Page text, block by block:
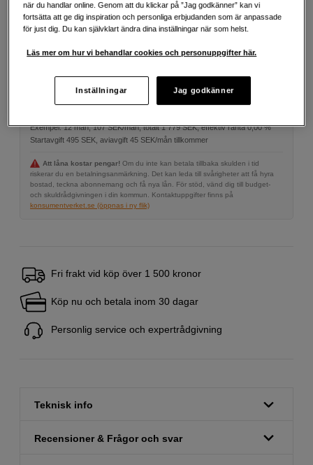
749 SEK
Lägg i kundvagn
Exempel: 12 mån, 107 SEK/mån, totalt 1 779 SEK, effektiv ränta 0,00 %
Startavgift 495 SEK, aviavgift 45 SEK/mån tillkommer
Att låna kostar pengar! Om du inte kan betala tillbaka skulden i tid
riskerar du en betalningsanmärkning. Det kan leda till svårigheter att få hyra
bostad, teckna abonnemang och få nya lån. För stöd, vänd dig till budget-
och skuldrådgivningen i din kommun. Kontaktuppgifter finns på
konsumentverket.se (öppnas i ny flik)
Fri frakt vid köp över 1 500 kronor
Köp nu och betala inom 30 dagar
Personlig service och expertrådgivning
Teknisk info
Recensioner & Frågor och svar
när du handlar online. Genom att du klickar på ”Jag godkänner” kan vi
fortsätta att ge dig inspiration och personliga erbjudanden som är anpassade
för just dig. Du kan självklart ändra dina inställningar när som helst.
Läs mer om hur vi behandlar cookies och personuppgifter här.
Inställningar Jag godkänner